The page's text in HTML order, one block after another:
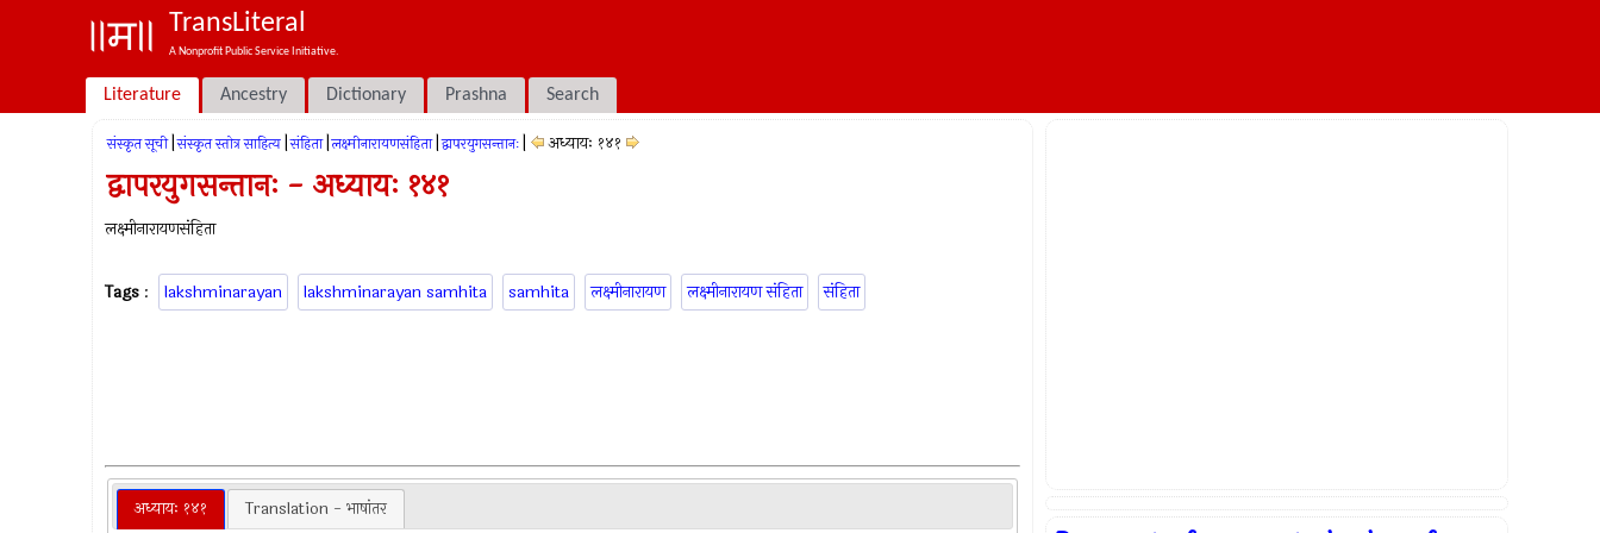
TransLiteral
A Nonprofit Public Service Initiative.
Literature Ancestry Dictionary Prashna Search
संस्कृत सूची संस्कृत स्तोत्र साहित्य संहिता लक्ष्मीनारायणसंहिता द्वापरयुगसन्तानः अध्यायः १४१
द्वापरयुगसन्तानः - अध्यायः १४१
लक्ष्मीनारायणसंहिता
Tags : lakshminarayan lakshminarayan samhita samhita लक्ष्मीनारायण लक्ष्मीनारायण संहिता संहिता
अध्यायः १४१ Translation - भाषांतर